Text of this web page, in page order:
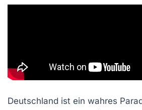
Deutschland ist ein wahres